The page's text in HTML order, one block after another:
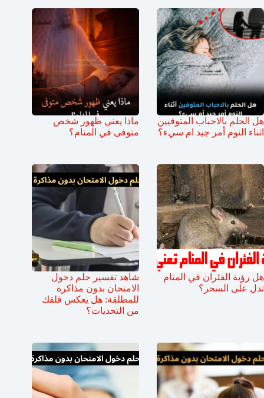
هل الحلم بالاحباب المتوفيين
اثناء النوم أمر جيد ام سيء؟
ماذا يعني ظهور شخص
متوفى في المنام؟
هل رؤية الفئران في المنام
تدل على السحر؟
شاهد تفسير حلم دخول
الامتحان بدون مذاكرة
للمطلقة: هل يعكس قلقك
من التحديات؟